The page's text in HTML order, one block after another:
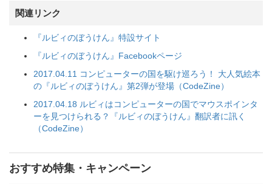
関連リンク
『ルビィのぼうけん』特設サイト
『ルビィのぼうけん』Facebookページ
2017.04.11 コンピューターの国を駆け巡ろう！ 大人気絵本
の『ルビィのぼうけん』第2弾が登場（CodeZine）
2017.04.18 ルビィはコンピューターの国でマウスポインタ
ーを見つけられる？『ルビィのぼうけん』翻訳者に訊く
（CodeZine）
おすすめ特集・キャンペーン